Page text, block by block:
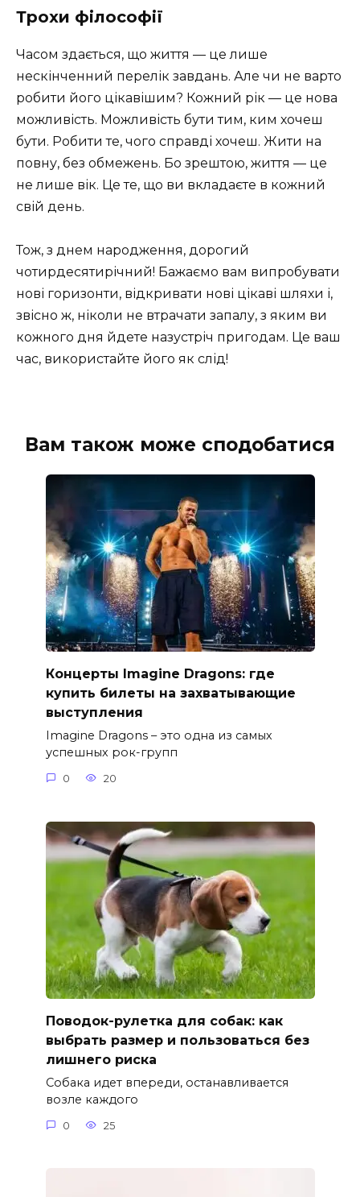
Трохи філософії
Часом здається, що життя — це лише
нескінченний перелік завдань. Але чи не варто
робити його цікавішим? Кожний рік — це нова
можливість. Можливість бути тим, ким хочеш
бути. Робити те, чого справді хочеш. Жити на
повну, без обмежень. Бо зрештою, життя — це
не лише вік. Це те, що ви вкладаєте в кожний
свій день.
Тож, з днем народження, дорогий
чотирдесятирічний! Бажаємо вам випробувати
нові горизонти, відкривати нові цікаві шляхи і,
звісно ж, ніколи не втрачати запалу, з яким ви
кожного дня йдете назустріч пригодам. Це ваш
час, використайте його як слід!
Вам також може сподобатися
Концерты Imagine Dragons: где
купить билеты на захватывающие
выступления
Imagine Dragons – это одна из самых
успешных рок-групп
0 20
Поводок-рулетка для собак: как
выбрать размер и пользоваться без
лишнего риска
Собака идет впереди, останавливается
возле каждого
0 25